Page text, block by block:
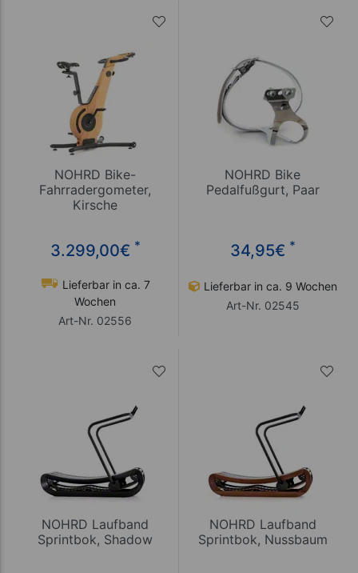
NOHRD Bike-
Fahrradergometer,
Kirsche
3.299,00€ *
Lieferbar in ca. 7
Wochen
Art-Nr. 02556
NOHRD Bike
Pedalfußgurt, Paar
34,95€ *
Lieferbar in ca. 9 Wochen
Art-Nr. 02545
NOHRD Laufband
Sprintbok, Shadow
NOHRD Laufband
Sprintbok, Nussbaum